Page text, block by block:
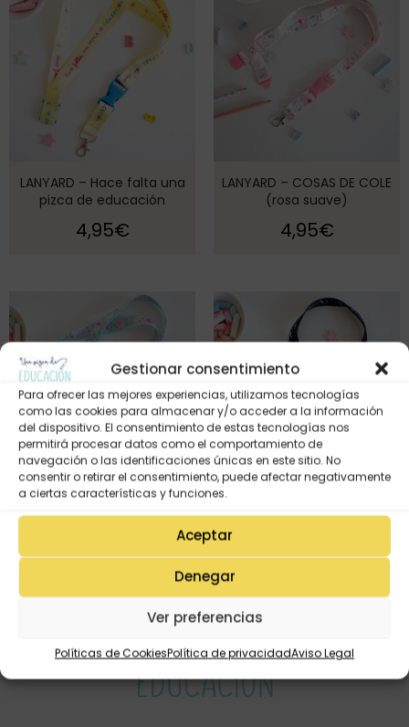
Gestionar consentimiento
Para ofrecer las mejores experiencias, utilizamos tecnologías
como las cookies para almacenar y/o acceder a la información
del dispositivo. El consentimiento de estas tecnologías nos
permitirá procesar datos como el comportamiento de
navegación o las identificaciones únicas en este sitio. No
consentir o retirar el consentimiento, puede afectar negativamente
a ciertas características y funciones.
Aceptar
Denegar
Ver preferencias
Políticas de CookiesPolítica de privacidadAviso Legal
LANYARD – Hace falta una
pizca de educación
4,95€
LANYARD – COSAS DE COLE
(rosa suave)
4,95€
LANYARD – COSAS DE COLE
(turquesa)
LANYARD – COSAS DE COLE
(negro)